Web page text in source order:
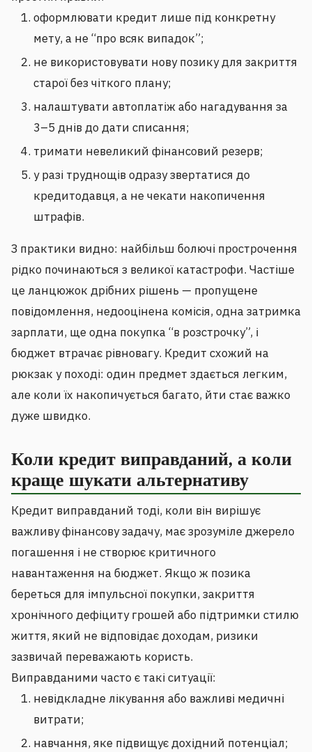
оформлювати кредит лише під конкретну
мету, а не “про всяк випадок”;
не використовувати нову позику для закриття
старої без чіткого плану;
налаштувати автоплатіж або нагадування за
3–5 днів до дати списання;
тримати невеликий фінансовий резерв;
у разі труднощів одразу звертатися до
кредитодавця, а не чекати накопичення
штрафів.
З практики видно: найбільш болючі прострочення
рідко починаються з великої катастрофи. Частіше
це ланцюжок дрібних рішень — пропущене
повідомлення, недооцінена комісія, одна затримка
зарплати, ще одна покупка “в розстрочку”, і
бюджет втрачає рівновагу. Кредит схожий на
рюкзак у поході: один предмет здається легким,
але коли їх накопичується багато, йти стає важко
дуже швидко.
Коли кредит виправданий, а коли
краще шукати альтернативу
Кредит виправданий тоді, коли він вирішує
важливу фінансову задачу, має зрозуміле джерело
погашення і не створює критичного
навантаження на бюджет. Якщо ж позика
береться для імпульсної покупки, закриття
хронічного дефіциту грошей або підтримки стилю
життя, який не відповідає доходам, ризики
зазвичай переважають користь.
Виправданими часто є такі ситуації:
невідкладне лікування або важливі медичні
витрати;
навчання, яке підвищує дохідний потенціал;